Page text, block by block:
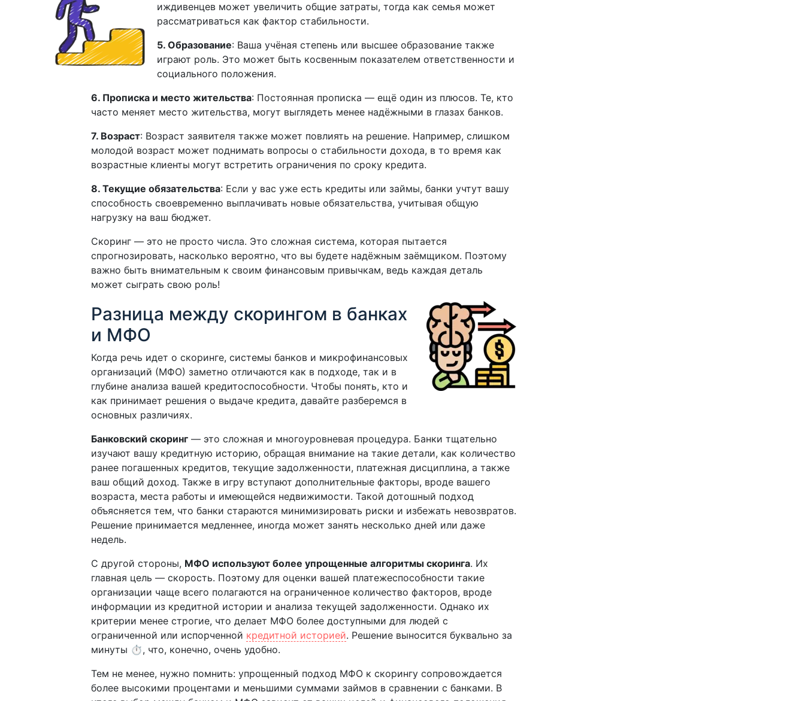
иждивенцев может увеличить общие затраты, тогда как семья может
рассматриваться как фактор стабильности.
5. Образование: Ваша учёная степень или высшее образование также
играют роль. Это может быть косвенным показателем ответственности и
социального положения.
6. Прописка и место жительства: Постоянная прописка — ещё один из плюсов. Те, кто
часто меняет место жительства, могут выглядеть менее надёжными в глазах банков.
7. Возраст: Возраст заявителя также может повлиять на решение. Например, слишком
молодой возраст может поднимать вопросы о стабильности дохода, в то время как
возрастные клиенты могут встретить ограничения по сроку кредита.
8. Текущие обязательства: Если у вас уже есть кредиты или займы, банки учтут вашу
способность своевременно выплачивать новые обязательства, учитывая общую
нагрузку на ваш бюджет.
Скоринг — это не просто числа. Это сложная система, которая пытается
спрогнозировать, насколько вероятно, что вы будете надёжным заёмщиком. Поэтому
важно быть внимательным к своим финансовым привычкам, ведь каждая деталь
может сыграть свою роль!
Разница между скорингом в банках
и МФО
Когда речь идет о скоринге, системы банков и микрофинансовых
организаций (МФО) заметно отличаются как в подходе, так и в
глубине анализа вашей кредитоспособности. Чтобы понять, кто и
как принимает решения о выдаче кредита, давайте разберемся в
основных различиях.
Банковский скоринг — это сложная и многоуровневая процедура. Банки тщательно
изучают вашу кредитную историю, обращая внимание на такие детали, как количество
ранее погашенных кредитов, текущие задолженности, платежная дисциплина, а также
ваш общий доход. Также в игру вступают дополнительные факторы, вроде вашего
возраста, места работы и имеющейся недвижимости. Такой дотошный подход
объясняется тем, что банки стараются минимизировать риски и избежать невозвратов.
Решение принимается медленнее, иногда может занять несколько дней или даже
недель.
С другой стороны, МФО используют более упрощенные алгоритмы скоринга. Их
главная цель — скорость. Поэтому для оценки вашей платежеспособности такие
организации чаще всего полагаются на ограниченное количество факторов, вроде
информации из кредитной истории и анализа текущей задолженности. Однако их
критерии менее строгие, что делает МФО более доступными для людей с
ограниченной или испорченной кредитной историей. Решение выносится буквально за
минуты ⏱️, что, конечно, очень удобно.
Тем не менее, нужно помнить: упрощенный подход МФО к скорингу сопровождается
более высокими процентами и меньшими суммами займов в сравнении с банками. В